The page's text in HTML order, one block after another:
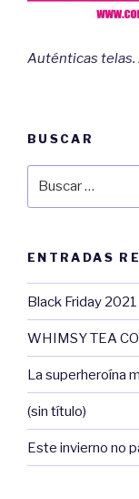
Auténticas
BUSCAR
ENTRADAS
Black Friday 2021
WHIMSY TEA
La superheroína
(sin título)
Este invierno no